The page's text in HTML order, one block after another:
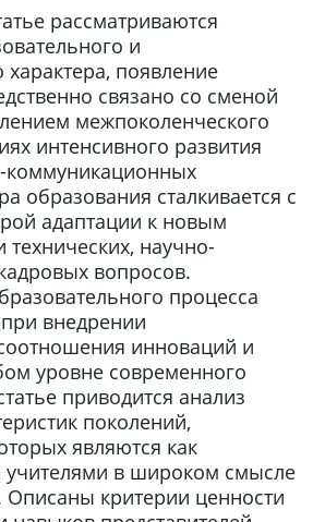
рассматриваются
и
характера, появление
связано со сменой
межпоколенческого
интенсивного развития
образования сталкивается с
адаптации к новым
технических, научно-
вопросов.
процесса
внедрении
инноваций и
уровне современного
приводится анализ
поколений,
являются как
учителями в широком смысле
критерии ценности